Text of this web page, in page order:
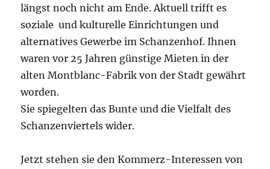
längst noch nicht am Ende. Aktuell trifft es
soziale und kulturelle Einrichtungen und
alternatives Gewerbe im Schanzenhof. Ihnen
waren vor 25 Jahren günstige Mieten in der
alten Montblanc-Fabrik von der Stadt gewährt
worden.
Sie spiegelten das Bunte und die Vielfalt des
Schanzenviertels wider.
Jetzt stehen sie den Kommerz-Interessen von